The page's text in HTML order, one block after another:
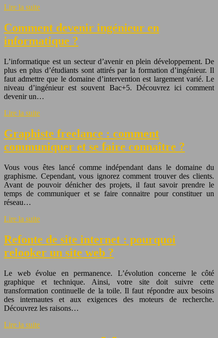
Lire la suite
Comment devenir ingénieur en
informatique ?
L’informatique est un secteur d’avenir en plein développement. De
plus en plus d’étudiants sont attirés par la formation d’ingénieur. Il
faut admettre que le domaine d’intervention est largement varié. Le
niveau d’ingénieur est souvent Bac+5. Découvrez ici comment
devenir un…
Lire la suite
Graphiste freelance : comment
communiquer et se faire connaître ?
Vous vous êtes lancé comme indépendant dans le domaine du
graphisme. Cependant, vous ignorez comment trouver des clients.
Avant de pouvoir dénicher des projets, il faut savoir prendre le
temps de communiquer et se faire connaitre pour constituer un
réseau…
Lire la suite
Refonte de site internet : pourquoi
relooker un site web ?
Le web évolue en permanence. L’évolution concerne le côté
graphique et technique. Ainsi, votre site doit suivre cette
transformation continuelle de la toile. Il faut répondre aux besoins
des internautes et aux exigences des moteurs de recherche.
Découvrez les raisons…
Lire la suite